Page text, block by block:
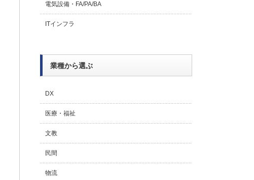
電気設備・FA/PA/BA
ITインフラ
業種から選ぶ
DX
医療・福祉
文教
民間
物流